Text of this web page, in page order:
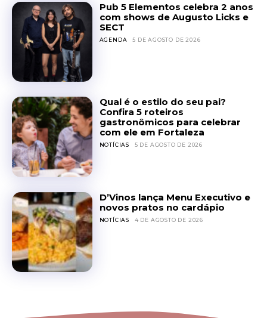
Pub 5 Elementos celebra 2 anos
com shows de Augusto Licks e
SECT
AGENDA 5 DE AGOSTO DE 2026
Qual é o estilo do seu pai?
Confira 5 roteiros
gastronômicos para celebrar
com ele em Fortaleza
NOTÍCIAS 5 DE AGOSTO DE 2026
D’Vinos lança Menu Executivo e
novos pratos no cardápio
NOTÍCIAS 4 DE AGOSTO DE 2026